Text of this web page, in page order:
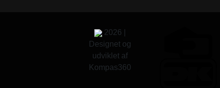
2026 |
Designet og
udviklet af
Kompas360